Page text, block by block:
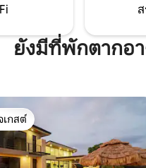
ยังมีที่พักตากอา
สต์ที่สุด
เกสต์